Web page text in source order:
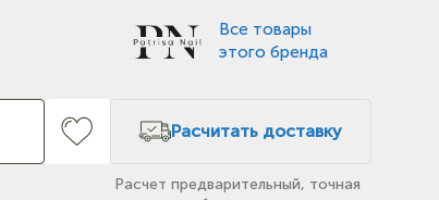
Все товары
этого бренда
Расчитать доставку
Расчет предварительный, точная